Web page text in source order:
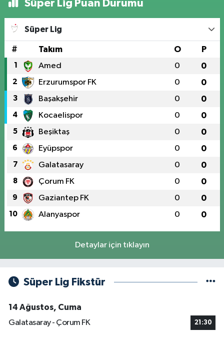
Süper Lig Puan Durumu
Süper Lig
# Takım O P
1 Amed 0 0
2 Erzurumspor FK 0 0
3 Başakşehir 0 0
4 Kocaelispor 0 0
5 Beşiktaş 0 0
6 Eyüpspor 0 0
7 Galatasaray 0 0
8 Çorum FK 0 0
9 Gaziantep FK 0 0
10 Alanyaspor 0 0
Detaylar için tıklayın
Süper Lig Fikstür
14 Ağustos, Cuma
Galatasaray - Çorum FK
21:30